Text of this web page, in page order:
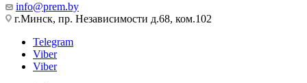
info@prem.by
г.Минск, пр. Независимости д.68, ком.102
Telegram
Viber
Viber